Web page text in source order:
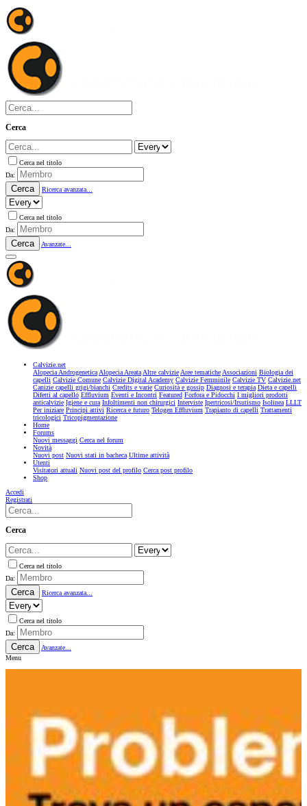
Cerca
Cerca nel titolo
Da:
Cerca Ricerca avanzata...
Cerca nel titolo
Da:
Cerca Avanzate...
Calvizie.net
Alopecia AndrogeneticaAlopecia AreataAltre calvizieAree tematicheAssociazioni Biologia dei
capelli Calvizie Comune Calvizie Digital Academy Calvizie Femminile Calvizie TV Calvizie.net
Canizie capelli grigi/bianchi Credits e varie Curiosità e gossip Diagnosi e terapia Dieta e capelli
Difetti al capello Effluvium Eventi e Incontri Featured Forfora e Pidocchi I migliori prodotti
anticalvizie Igiene e cura Infoltimenti non chirurgici Interviste Ipertricosi/Irsutismo Isolinea LLLT
Per iniziare Principi attivi Ricerca e futuro Telogen Effluvium Trapianto di capelli Trattamenti
tricologici Tricopigmentazione
Home
Forums
Nuovi messaggi Cerca nel forum
Novità
Nuovi post Nuovi stati in bacheca Ultime attività
Utenti
Visitatori attuali Nuovi post del profilo Cerca post profilo
Shop
Accedi
Registrati
Cerca
Cerca nel titolo
Da:
Cerca Ricerca avanzata...
Cerca nel titolo
Da:
Cerca
Avanzate...
Menu